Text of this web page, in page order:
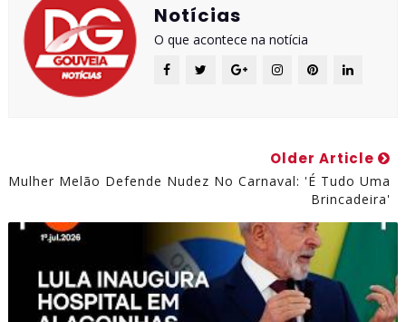
Notícias
O que acontece na notícia
Older Article
Mulher Melão Defende Nudez No Carnaval: 'É Tudo Uma
Brincadeira'